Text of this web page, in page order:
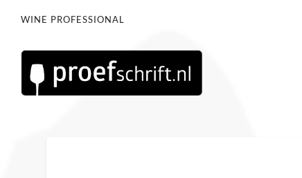
WINE PROFESSIONAL